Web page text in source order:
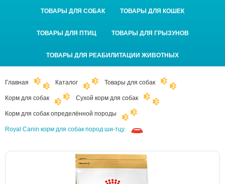
ТОВАРЫ ДЛЯ СОБАК ТОВАРЫ ДЛЯ КОШЕК
ТОВАРЫ ДЛЯ ПТИЦ ТОВАРЫ ДЛЯ ГРЫЗУНОВ
ТОВАРЫ ДЛЯ РЕАБИЛИТАЦИИ ЖИВОТНЫХ
Главная Каталог Товары для собак
Корм для собак Сухой корм для собак
Корм для собак определённой породы
Royal Canin корм для собак пород ши-тцу.